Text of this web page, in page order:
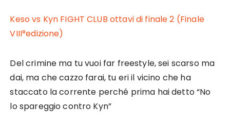
Keso vs Kyn FIGHT CLUB ottavi di finale 2 (Finale
VIII°edizione)
Del crimine ma tu vuoi far freestyle, sei scarso ma
dai, ma che cazzo farai, tu eri il vicino che ha
staccato la corrente perché prima hai detto “No
lo spareggio contro Kyn”